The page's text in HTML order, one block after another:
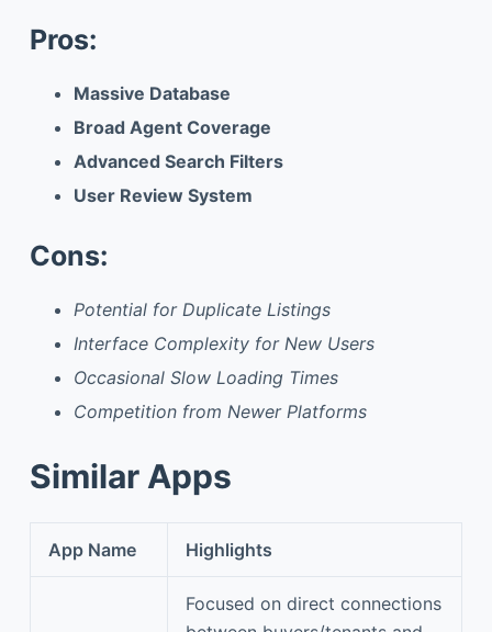
Pros:
Massive Database
Broad Agent Coverage
Advanced Search Filters
User Review System
Cons:
Potential for Duplicate Listings
Interface Complexity for New Users
Occasional Slow Loading Times
Competition from Newer Platforms
Similar Apps
App Name Highlights
Focused on direct connections